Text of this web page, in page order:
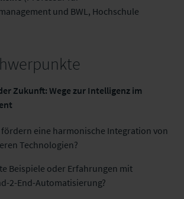
und BWL, Hochschule
Zukunft: Wege zur Intelligenz im
fördern eine harmonische Integration von
Technologien?
Beispiele oder Erfahrungen mit
2-End-Automatisierung?